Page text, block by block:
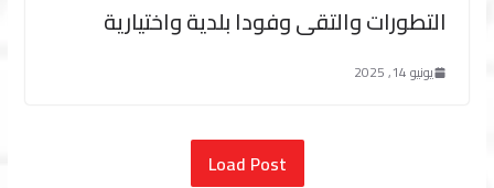
التطورات والتقى وفودا بلدية واختيارية
يونيو 14, 2025
Load Post